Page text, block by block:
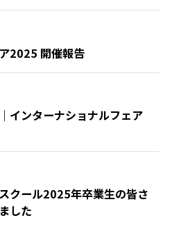
2025 開催報告
インターナショナルフェア
クール2025年卒業生の皆さ
した